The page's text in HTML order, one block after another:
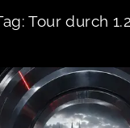
Tour durch